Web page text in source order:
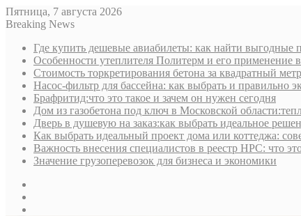
Пятница, 7 августа 2026
Breaking News
Где купить дешевые авиабилеты: как найти выгодные
Особенности утеплителя Политерм и его применение
Стоимость торкретирования бетона за квадратный метр
Насос-фильтр для бассейна: как выбрать и правильно
Брафритид:что это такое и зачем он нужен сегодня
Дом из газобетона под ключ в Московской
Дверь в душевую на заказ:как выбрать идеальное
Как выбрать идеальный проект дома или коттеджа:
Важность внесения специалистов в реестр НРС: что
Значение грузоперевозок для бизнеса и экономики